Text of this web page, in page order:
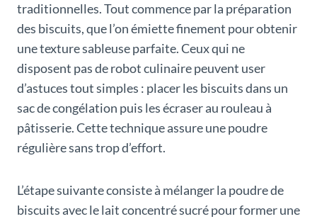
traditionnelles. Tout commence par la préparation
des biscuits, que l’on émiette finement pour obtenir
une texture sableuse parfaite. Ceux qui ne
disposent pas de robot culinaire peuvent user
d’astuces tout simples : placer les biscuits dans un
sac de congélation puis les écraser au rouleau à
pâtisserie. Cette technique assure une poudre
régulière sans trop d’effort.
L’étape suivante consiste à mélanger la poudre de
biscuits avec le lait concentré sucré pour former une